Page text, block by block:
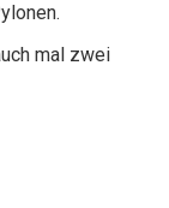
mal zwei